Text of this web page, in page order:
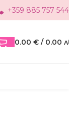
+359 885 757 544
0.00 € / 0.00